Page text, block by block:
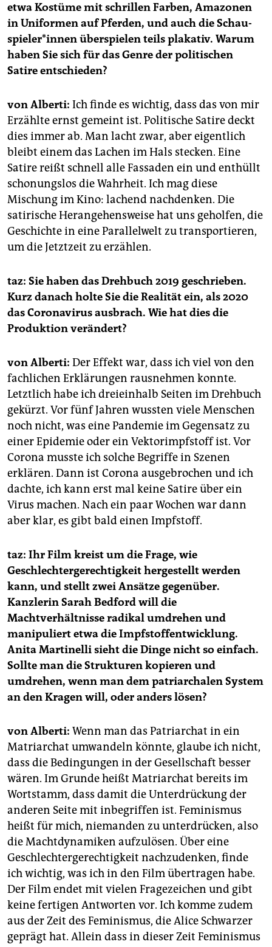
etwa Kostüme mit schrillen Farben, Amazonen
in Uniformen auf Pferden, und auch die Schau­
spie­le­r*in­nen überspielen teils plakativ. Warum
haben Sie sich für das Genre der politischen
Satire entschieden?
von Alberti: Ich finde es wichtig, dass das von mir
Erzählte ernst gemeint ist. Politische Satire deckt
dies immer ab. Man lacht zwar, aber eigentlich
bleibt einem das Lachen im Hals stecken. Eine
Satire reißt schnell alle Fassaden ein und enthüllt
schonungslos die Wahrheit. Ich mag diese
Mischung im Kino: lachend nachdenken. Die
satirische Herangehensweise hat uns geholfen, die
Geschichte in eine Parallelwelt zu transportieren,
um die Jetztzeit zu erzählen.
taz: Sie haben das Drehbuch 2019 geschrieben.
Kurz danach holte Sie die Realität ein, als 2020
das Coronavirus ausbrach. Wie hat dies die
Produktion verändert?
von Alberti: Der Effekt war, dass ich viel von den
fachlichen Erklärungen rausnehmen konnte.
Letztlich habe ich dreieinhalb Seiten im Drehbuch
gekürzt. Vor fünf Jahren wussten viele Menschen
noch nicht, was eine Pandemie im Gegensatz zu
einer Epidemie oder ein Vektorimpfstoff ist. Vor
Corona musste ich solche Begriffe in Szenen
erklären. Dann ist Corona ausgebrochen und ich
dachte, ich kann erst mal keine Satire über ein
Virus machen. Nach ein paar Wochen war dann
aber klar, es gibt bald einen Impfstoff.
taz: Ihr Film kreist um die Frage, wie
Geschlechtergerechtigkeit hergestellt werden
kann, und stellt zwei Ansätze gegenüber.
Kanzlerin Sarah Bedford will die
Machtverhältnisse radikal umdrehen und
manipuliert etwa die Impfstoffentwicklung.
Anita Martinelli sieht die Dinge nicht so einfach.
Sollte man die Strukturen kopieren und
umdrehen, wenn man dem patriarchalen System
an den Kragen will, oder anders lösen?
von Alberti: Wenn man das Patriarchat in ein
Matriarchat umwandeln könnte, glaube ich nicht,
dass die Bedingungen in der Gesellschaft besser
wären. Im Grunde heißt Matriarchat bereits im
Wortstamm, dass damit die Unterdrückung der
anderen Seite mit inbegriffen ist. Feminismus
heißt für mich, niemanden zu unterdrücken, also
die Machtdynamiken aufzulösen. Über eine
Geschlechtergerechtigkeit nachzudenken, finde
ich wichtig, was ich in den Film übertragen habe.
Der Film endet mit vielen Fragezeichen und gibt
keine fertigen Antworten vor. Ich komme zudem
aus der Zeit des Feminismus, die Alice Schwarzer
geprägt hat. Allein dass in dieser Zeit Feminismus